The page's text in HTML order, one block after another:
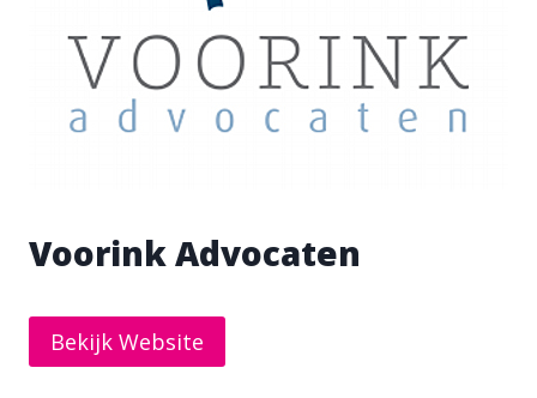
Voorink Advocaten
Bekijk Website